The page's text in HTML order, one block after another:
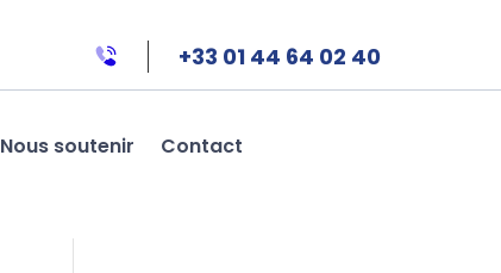
+33 01 44 64 02 40
Nous soutenir Contact